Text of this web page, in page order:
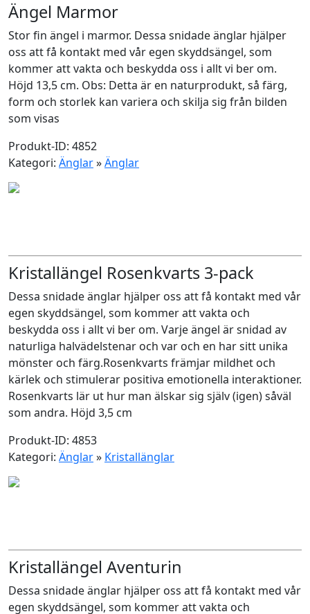
Ängel Marmor
Stor fin ängel i marmor. Dessa snidade änglar hjälper
oss att få kontakt med vår egen skyddsängel, som
kommer att vakta och beskydda oss i allt vi ber om.
Höjd 13,5 cm. Obs: Detta är en naturprodukt, så färg,
form och storlek kan variera och skilja sig från bilden
som visas
Produkt-ID: 4852
Kategori: Änglar»Änglar
Kristallängel Rosenkvarts 3-pack
Dessa snidade änglar hjälper oss att få kontakt med vår
egen skyddsängel, som kommer att vakta och
beskydda oss i allt vi ber om. Varje ängel är snidad av
naturliga halvädelstenar och var och en har sitt unika
mönster och färg.Rosenkvarts främjar mildhet och
kärlek och stimulerar positiva emotionella interaktioner.
Rosenkvarts lär ut hur man älskar sig själv (igen) såväl
som andra. Höjd 3,5 cm
Produkt-ID: 4853
Kategori: Änglar» Kristallänglar
Kristallängel Aventurin
Dessa snidade änglar hjälper oss att få kontakt med vår
egen skyddsängel, som kommer att vakta och